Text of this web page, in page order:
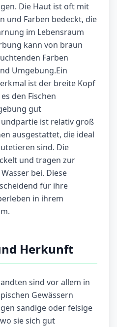
Die Haut ist oft mit
und Farben bedeckt, die
im Lebensraum
kann von braun
Farben
Umgebung.Ein
ist der breite Kopf
den Fischen
gut
ist relativ groß
ausgestattet, die ideal
sind. Die
und tragen zur
bei. Diese
für ihre
in ihrem
Herkunft
sind vor allem in
Gewässern
sandige oder felsige
sie sich gut